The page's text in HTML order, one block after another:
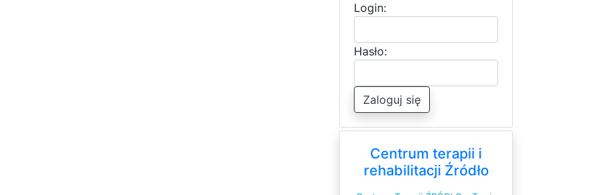
Login:
Hasło:
Zaloguj się
Centrum terapii i
rehabilitacji Źródło